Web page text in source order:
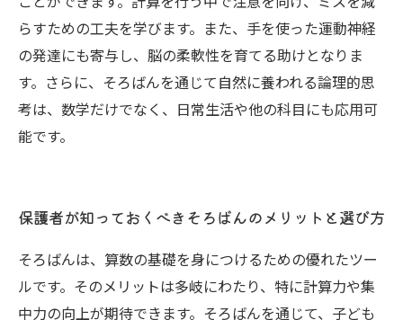
らすための工夫を学びます。また、手を使った運動神経
の発達にも寄与し、脳の柔軟性を育てる助けとなりま
す。さらに、そろばんを通じて自然に養われる論理的思
考は、数学だけでなく、日常生活や他の科目にも応用可
能です。
保護者が知っておくべきそろばんのメリットと選び方
そろばんは、算数の基礎を身につけるための優れたツー
ルです。そのメリットは多岐にわたり、特に計算力や集
中力の向上が期待できます。そろばんを通じて、子ども